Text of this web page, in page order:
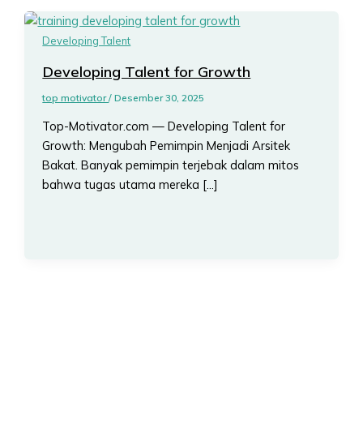
Developing Talent
Developing Talent for Growth
top motivator/Desember 30, 2025
Top-Motivator.com — Developing Talent for
Growth: Mengubah Pemimpin Menjadi Arsitek
Bakat. Banyak pemimpin terjebak dalam mitos
bahwa tugas utama mereka […]